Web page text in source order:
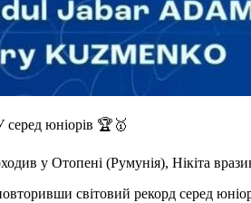
юніорів 🏆🥇
у Отопені (Румунія), Нікіта
повторивши світовий рекорд серед